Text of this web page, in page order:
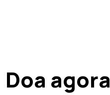
Doa agora